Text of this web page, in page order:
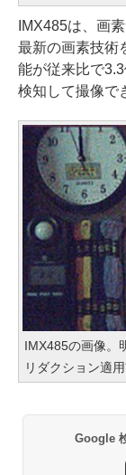
IMX485は、画
最新の画素技術
能が従来比で
検知して撮像で
IMX485の画像。
リダクション適
Google